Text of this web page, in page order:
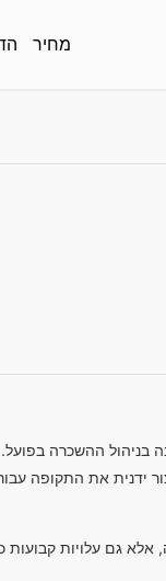
מחיר
בניהול ההשכרה
את התקופה
אלא גם עלויות